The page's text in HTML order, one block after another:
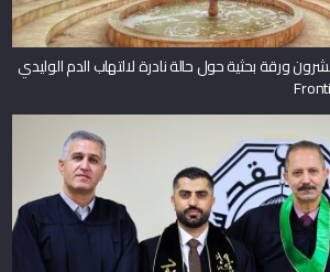
ورقة بحثية حول حالة نادرة لالتهاب الدم الوليدي